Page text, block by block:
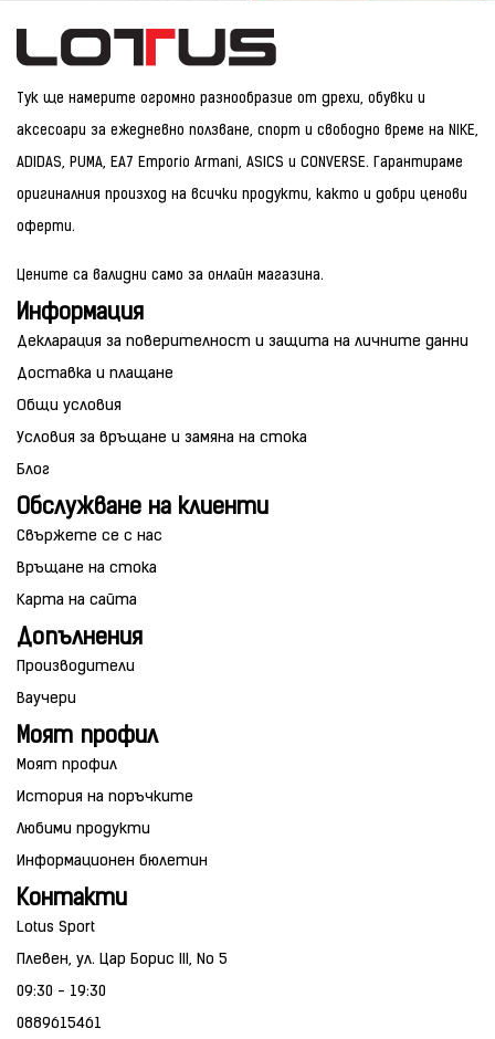
Тук ще намерите огромно разнообразие от дрехи, обувки и
аксесоари за ежедневно ползване, спорт и свободно време на NIKE,
ADIDAS, PUMA, EA7 Emporio Armani, ASICS и CONVERSE. Гарантираме
оригиналния произход на всички продукти, както и добри ценови
оферти.
Цените са валидни само за онлайн магазина.
Информация
Декларация за поверителност и защита на личните данни
Доставка и плащане
Общи условия
Условия за връщане и замяна на стока
Блог
Обслужване на клиенти
Свържете се с нас
Връщане на стока
Карта на сайта
Допълнения
Производители
Ваучери
Моят профил
Моят профил
История на поръчките
Любими продукти
Информационен бюлетин
Контакти
Lotus Sport
Плевен, ул. Цар Борис III, No 5
09:30 - 19:30
0889615461